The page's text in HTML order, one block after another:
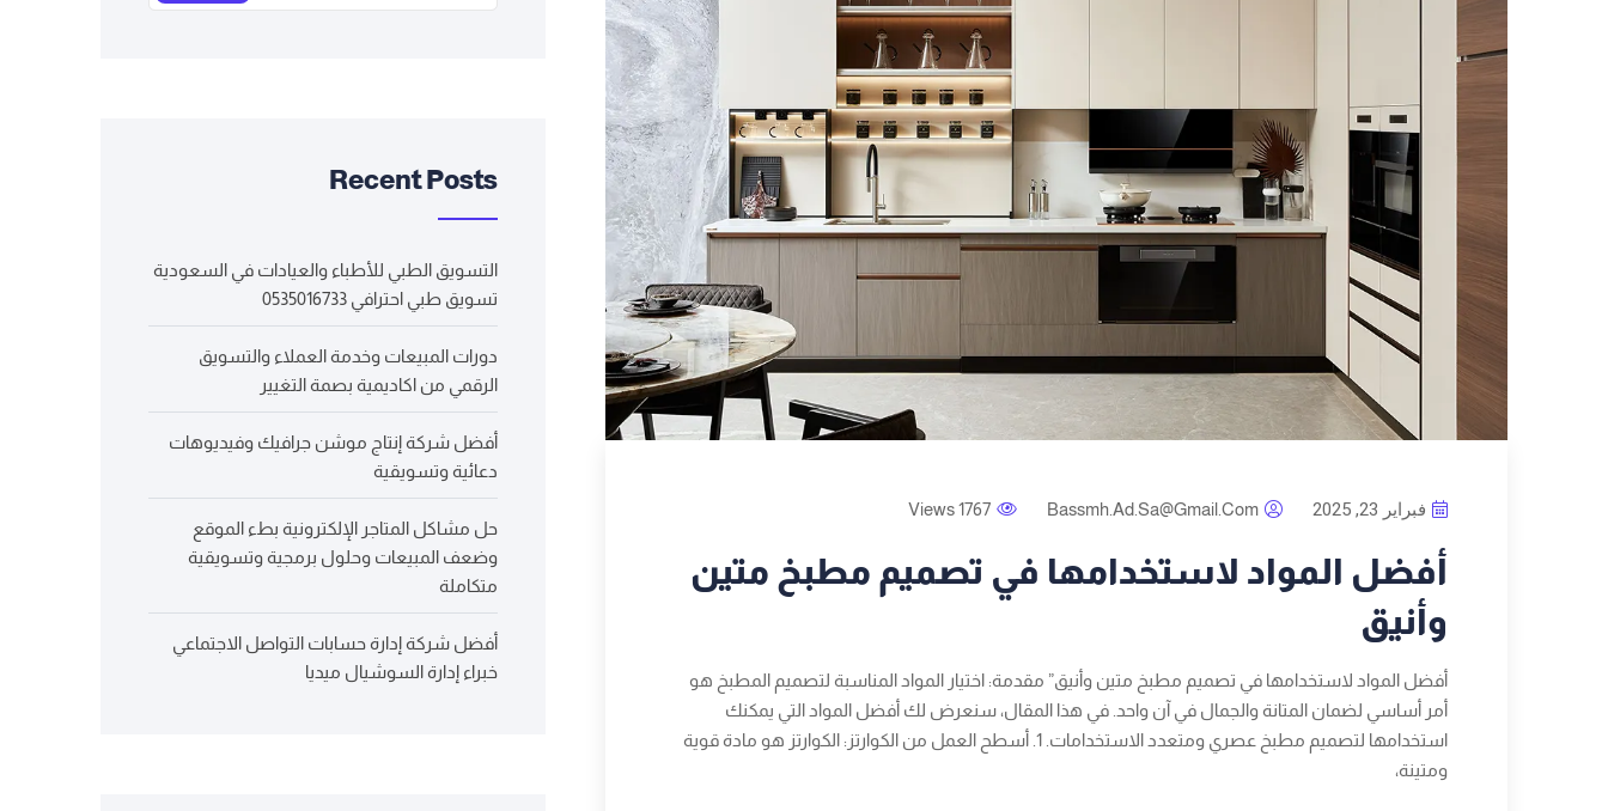
فبراير 23, 2025 Bassmh.ad.sa@gmail.com
1767 Views
أفضل المواد لاستخدامها في تصميم مطبخ متين
وأنيق
أفضل المواد لاستخدامها في تصميم مطبخ متين وأنيق” مقدمة: اختيار المواد المناسبة لتصميم المطبخ هو
أمر أساسي لضمان المتانة والجمال في آن واحد. في هذا المقال، سنعرض لك أفضل المواد التي يمكنك
استخدامها لتصميم مطبخ عصري ومتعدد الاستخدامات. 1. أسطح العمل من الكوارتز: الكوارتز هو مادة قوية
ومتينة،
Recent Posts
التسويق الطبي للأطباء والعيادات في السعودية
تسويق طبي احترافي 0535016733
دورات المبيعات وخدمة العملاء والتسويق
الرقمي من اكاديمية بصمة التغيير
أفضل شركة إنتاج موشن جرافيك وفيديوهات
دعائية وتسويقية
حل مشاكل المتاجر الإلكترونية بطء الموقع
وضعف المبيعات وحلول برمجية وتسويقية
متكاملة
أفضل شركة إدارة حسابات التواصل الاجتماعي
خبراء إدارة السوشيال ميديا